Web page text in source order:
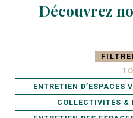
Découvrez
ENTRETIEN D’ESPACES
COLLECTIVITÉS &